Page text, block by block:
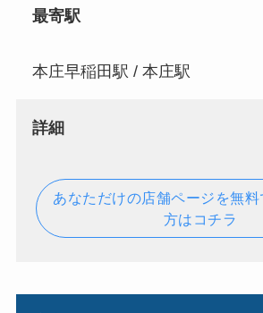
最寄駅
本庄早稲田駅 / 本庄駅
詳細
あなただけの店舗ページを無
方はコチラ